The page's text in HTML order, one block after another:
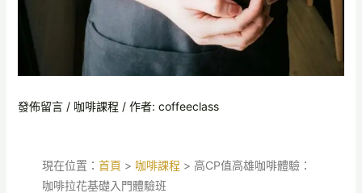
發佈留言 / 咖啡課程 / 作者: coffeeclass
現在位置： 首頁 > 咖啡課程 > 高CP值高雄咖啡體驗：
咖啡拉花基礎入門體驗班